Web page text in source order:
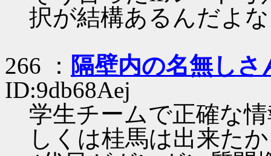
択が結構あるんだよ
266 ： 隔壁内の名無しさ
ID:9db68Aej
学生チームで正確な
しくは桂馬は出来た